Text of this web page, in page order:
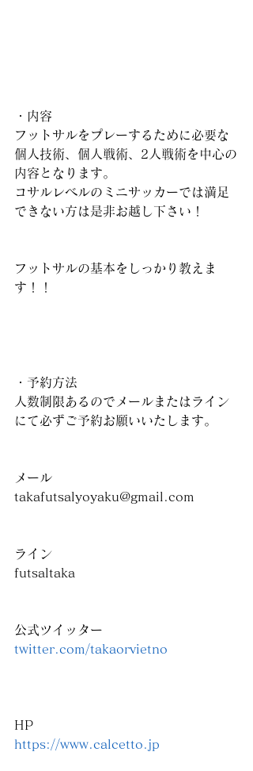
・内容
フットサルをプレーするために必要な
個人技術、個人戦術、2人戦術を中心の
内容となります。
コサルレベルのミニサッカーでは満足
できない方は是非お越し下さい！
フットサルの基本をしっかり教えま
す！！
・予約方法
人数制限あるのでメールまたはライン
にて必ずご予約お願いいたします。
メール
takafutsalyoyaku@gmail.com
ライン
futsaltaka
公式ツイッター
twitter.com/takaorvietno
HP
https://www.calcetto.jp